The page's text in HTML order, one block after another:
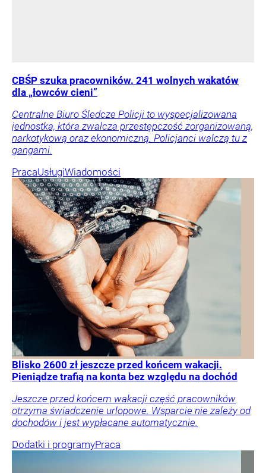
CBŚP szuka pracowników. 241 wolnych wakatów
dla „łowców cieni”
Centralne Biuro Śledcze Policji to wyspecjalizowana
jednostka, która zwalcza przestępczość zorganizowaną,
narkotykową oraz ekonomiczną. Policjanci walczą tu z
gangami.
PracaUsługiWiadomości
Blisko 2600 zł jeszcze przed końcem wakacji.
Pieniądze trafią na konta bez względu na dochód
Jeszcze przed końcem wakacji część pracowników
otrzyma świadczenie urlopowe. Wsparcie nie zależy od
dochodów i jest wypłacane automatycznie.
Dodatki i programyPraca